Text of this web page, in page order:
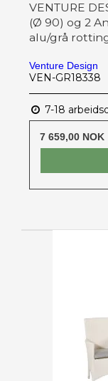
VENTURE
(Ø 90) og 2
alu/grå
Venture Design
VEN-GR18338
7-18
7 659,00 NOK